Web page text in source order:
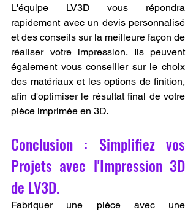
L'équipe LV3D vous répondra
rapidement avec un devis personnalisé
et des conseils sur la meilleure façon de
réaliser votre impression. Ils peuvent
également vous conseiller sur le choix
des matériaux et les options de finition,
afin d'optimiser le résultat final de votre
pièce imprimée en 3D.
Conclusion : Simplifiez vos
Projets avec l'Impression 3D
de LV3D.
Fabriquer une pièce avec une